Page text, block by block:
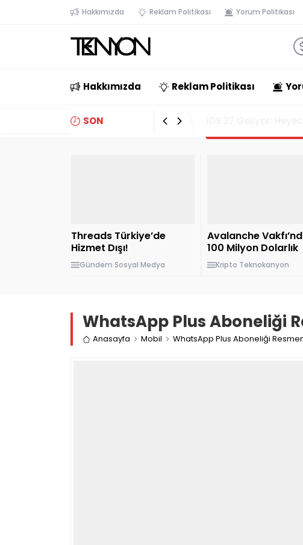
Hakkımızda Reklam Politikası Yorum Politikası
Hakkımızda Reklam Politikası
SON
Threads Türkiye’de
Hizmet Dışı!
Gündem Sosyal Medya
Avalanche
100 Milyon Dolarlık
Memecoin Desteği
Kripto Teknokanyon
WhatsApp Plus Aboneliği
Anasayfa Mobil WhatsApp Plus Aboneliği